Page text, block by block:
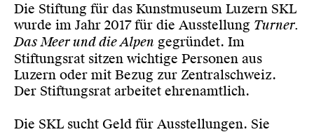
Die Stiftung für das Kunstmuseum Luzern SKL
wurde im Jahr 2017 für die Ausstellung Turner.
Das Meer und die Alpen gegründet. Im
Stiftungsrat sitzen wichtige Personen aus
Luzern oder mit Bezug zur Zentralschweiz.
Der Stiftungsrat arbeitet ehrenamtlich.
Die SKL sucht Geld für Ausstellungen. Sie